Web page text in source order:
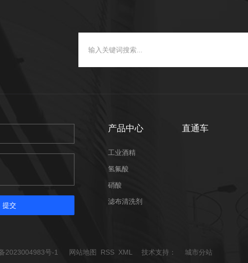
提交
产品中心
工业酒精
氢氟酸
硝酸
滤布清洗剂
直通车
2023004983号-1 网站地图 RSS XML 技术支持： 城市分站
城市分站